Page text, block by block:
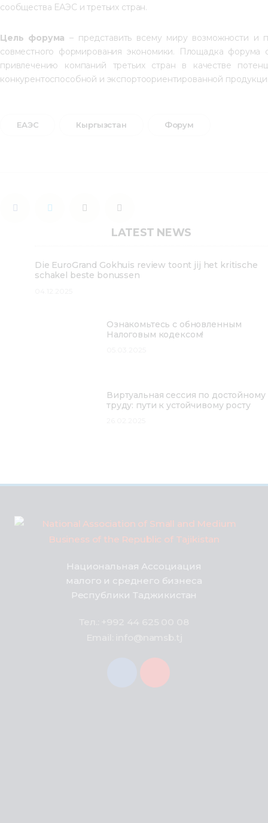
сообщества ЕАЭС и третьих стран.
Цель форума – представить всему миру возможности
совместного формирования экономики. Площадка форума
привлечению компаний третьих стран в качестве
конкурентоспособной и экспортоориентированной
ЕАЭС Кыргызстан Форум
LATEST NEWS
Die EuroGrand Gokhuis review toont jij het kritische
schakel beste bonussen
Ознакомьтесь с обновленным
Налоговым кодексом!
Виртуальная сессия по достойному
труду: пути к устойчивому росту
Национальная Ассоциация
малого и среднего бизнеса
Республики Таджикистан